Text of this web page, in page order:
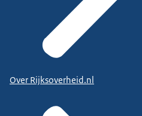
Over Rijksoverheid.nl